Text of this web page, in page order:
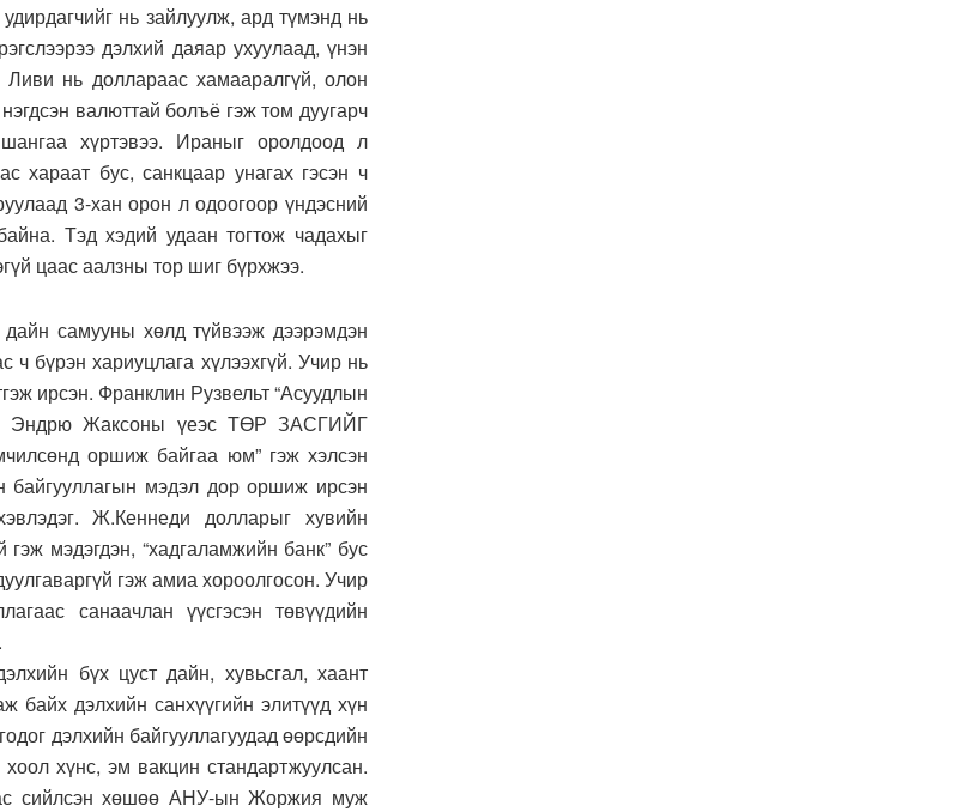
нь зайлуулж, ард түмэнд нь
дэлхий даяар ухуулаад, үнэн
нь доллараас хамааралгүй, олон
валюттай болъё гэж том дуугарч
хүртэвээ. Ираныг оролдоод л
хараат бус, санкцаар унагах гэсэн ч
3-хан орон л одоогоор үндэсний
Тэд хэдий удаан тогтож чадахыг
цаас аалзны тор шиг бүрхжээ.
самууны хөлд түйвээж дээрэмдэн
ч бүрэн хариуцлага хүлээхгүй. Учир нь
ирсэн. Франклин Рузвельт “Асуудлын
Эндрю Жаксоны үеэс ТӨР ЗАСГИЙГ
оршиж байгаа юм” гэж хэлсэн
байгууллагын мэдэл дор оршиж ирсэн
Ж.Кеннеди долларыг хувийн
мэдэгдэн, “хадгаламжийн банк” бус
гэж амиа хороолгосон. Учир
санаачлан үүсгэсэн төвүүдийн
бүх цуст дайн, хувьсгал, хаант
байх дэлхийн санхүүгийн элитүүд хүн
дэлхийн байгууллагуудад өөрсдийн
хүнс, эм вакцин стандартжуулсан.
сийлсэн хөшөө АНУ-ын Жоржия муж